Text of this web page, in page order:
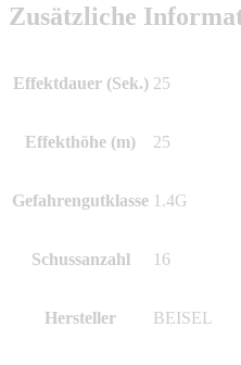
Zusätzliche
Effektdauer (Sek.) 25
Effekthöhe (m) 25
Gefahrengutklasse 1.4G
Schussanzahl 16
Hersteller BEISEL